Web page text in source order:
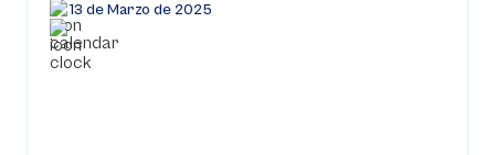
13 de Marzo de 2025